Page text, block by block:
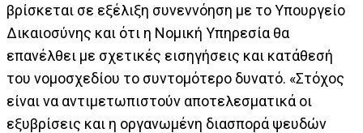
βρίσκεται σε εξέλιξη συνεννόηση με το Υπουργείο
Δικαιοσύνης και ότι η Νομική Υπηρεσία θα
επανέλθει με σχετικές εισηγήσεις και κατάθεσή
του νομοσχεδίου το συντομότερο δυνατό. «Στόχος
είναι να αντιμετωπιστούν αποτελεσματικά οι
εξυβρίσεις και η οργανωμένη διασπορά ψευδών